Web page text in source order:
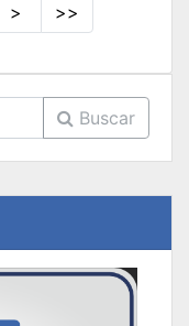
> >>
Buscar